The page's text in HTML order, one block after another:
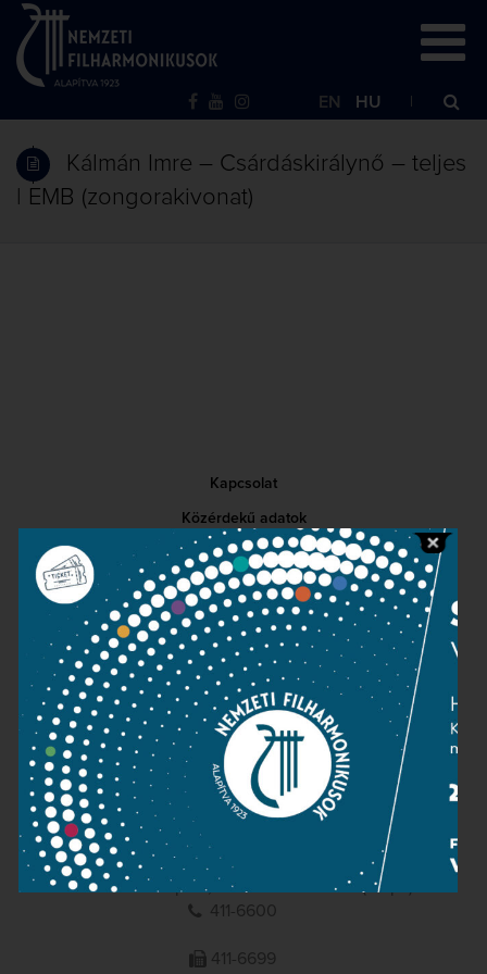
EN HU
Kálmán Imre – Csárdáskirálynő – teljes
| EMB (zongorakivonat)
Kapcsolat
Közérdekű adatok
Sajtószoba
Adatvédelem
Impresszum
NEMZETI
FILHARMONIKUSOK
1095 Budapest, Komor Marcell u. 1. (Müpa)
411-6600
411-6699